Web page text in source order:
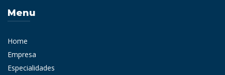
Menu
Home
Empresa
Especialidades